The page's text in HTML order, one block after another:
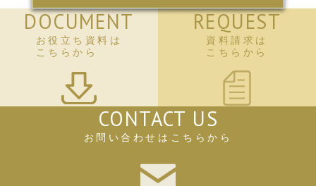
DOCUMENT
お役立ち資料は
こちらから
REQUEST
資料請求は
こちらから
CONTACT US
お問い合わせはこちらから